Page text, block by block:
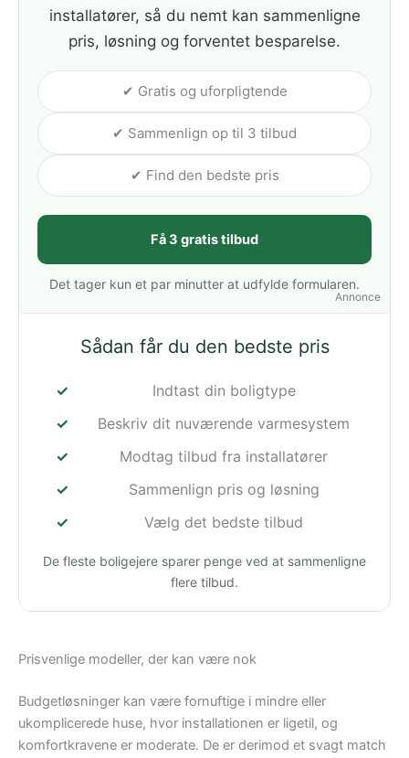
Annonce
installatører, så du nemt kan sammenligne
pris, løsning og forventet besparelse.
✔ Gratis og uforpligtende
✔ Sammenlign op til 3 tilbud
✔ Find den bedste pris
Få 3 gratis tilbud
Det tager kun et par minutter at udfylde formularen.
Sådan får du den bedste pris
Indtast din boligtype
Beskriv dit nuværende varmesystem
Modtag tilbud fra installatører
Sammenlign pris og løsning
Vælg det bedste tilbud
De fleste boligejere sparer penge ved at sammenligne
flere tilbud.
Prisvenlige modeller, der kan være nok
Budgetløsninger kan være fornuftige i mindre eller
ukomplicerede huse, hvor installationen er ligetil, og
komfortkravene er moderate. De er derimod et svagt match